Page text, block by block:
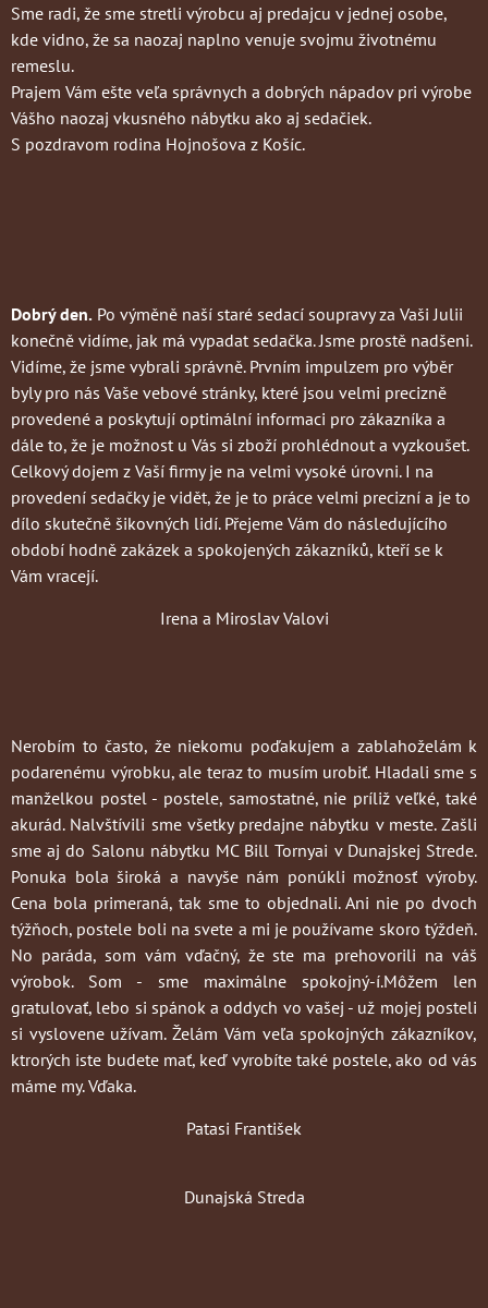
Sme radi, že sme stretli výrobcu aj predajcu v jednej osobe,
kde vidno, že sa naozaj naplno venuje svojmu životnému
remeslu.
Prajem Vám ešte veľa správnych a dobrých nápadov pri výrobe
Vášho naozaj vkusného nábytku ako aj sedačiek.
S pozdravom rodina Hojnošova z Košíc.
Dobrý den. Po výměně naší staré sedací soupravy za Vaši Julii
konečně vidíme, jak má vypadat sedačka. Jsme prostě nadšeni.
Vidíme, že jsme vybrali správně. Prvním impulzem pro výběr
byly pro nás Vaše vebové stránky, které jsou velmi precizně
provedené a poskytují optimální informaci pro zákazníka a
dále to, že je možnost u Vás si zboží prohlédnout a vyzkoušet.
Celkový dojem z Vaší firmy je na velmi vysoké úrovni. I na
provedení sedačky je vidět, že je to práce velmi precizní a je to
dílo skutečně šikovných lidí. Přejeme Vám do následujícího
období hodně zakázek a spokojených zákazníků, kteří se k
Vám vracejí.
Irena a Miroslav Valovi
Nerobím to často, že niekomu poďakujem a zablahoželám k
podarenému výrobku, ale teraz to musím urobiť. Hladali sme s
manželkou postel - postele, samostatné, nie príliž veľké, také
akurád. Nalvštívili sme všetky predajne nábytku v meste. Zašli
sme aj do Salonu nábytku MC Bill Tornyai v Dunajskej Strede.
Ponuka bola široká a navyše nám ponúkli možnosť výroby.
Cena bola primeraná, tak sme to objednali. Ani nie po dvoch
týžňoch, postele boli na svete a mi je používame skoro týždeň.
No paráda, som vám vďačný, že ste ma prehovorili na váš
výrobok. Som - sme maximálne spokojný-í.Môžem len
gratulovať, lebo si spánok a oddych vo vašej - už mojej posteli
si vyslovene užívam. Želám Vám veľa spokojných zákazníkov,
ktrorých iste budete mať, keď vyrobíte také postele, ako od vás
máme my. Vďaka.
Patasi František
Dunajská Streda